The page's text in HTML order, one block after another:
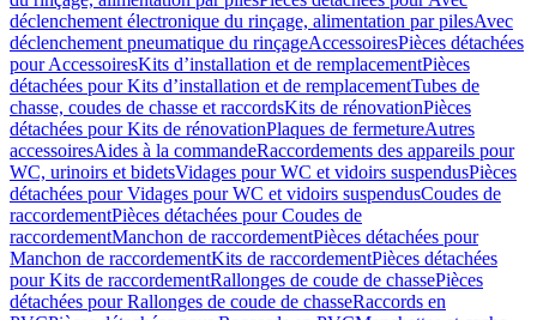
déclenchement électronique du rinçage, alimentation par pilesAvec
déclenchement pneumatique du rinçageAccessoiresPièces détachées
pour AccessoiresKits d’installation et de remplacementPièces
détachées pour Kits d’installation et de remplacementTubes de
chasse, coudes de chasse et raccordsKits de rénovationPièces
détachées pour Kits de rénovationPlaques de fermetureAutres
accessoiresAides à la commandeRaccordements des appareils pour
WC, urinoirs et bidetsVidages pour WC et vidoirs suspendusPièces
détachées pour Vidages pour WC et vidoirs suspendusCoudes de
raccordementPièces détachées pour Coudes de
raccordementManchon de raccordementPièces détachées pour
Manchon de raccordementKits de raccordementPièces détachées
pour Kits de raccordementRallonges de coude de chassePièces
détachées pour Rallonges de coude de chasseRaccords en